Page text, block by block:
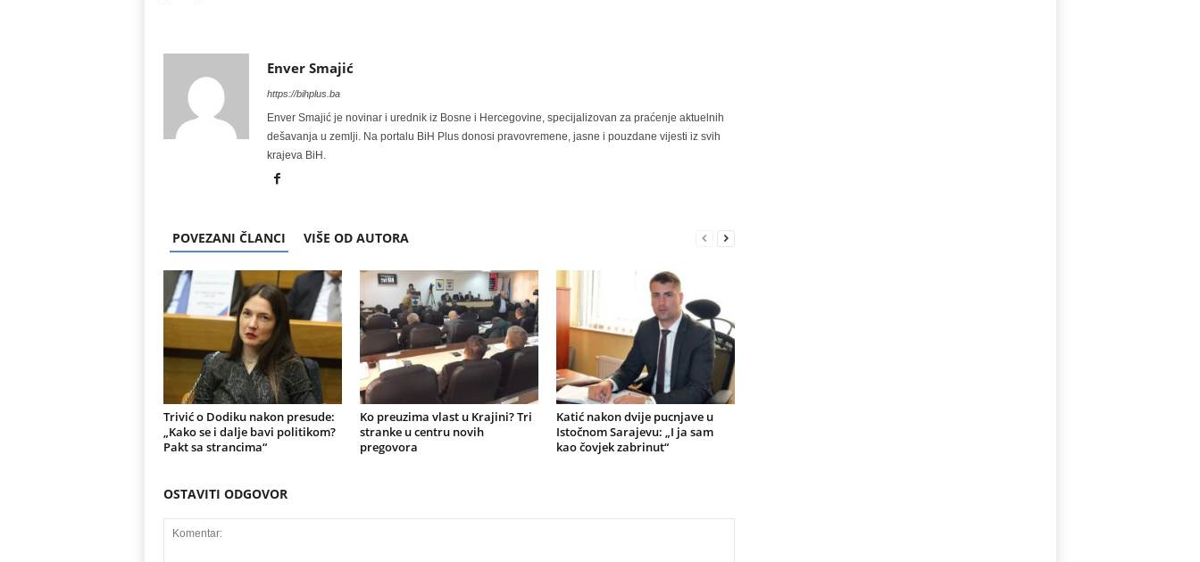
Enver Smajić
https://bihplus.ba
Enver Smajić je novinar i urednik iz Bosne i Hercegovine, specijalizovan za praćenje aktuelnih
dešavanja u zemlji. Na portalu BiH Plus donosi pravovremene, jasne i pouzdane vijesti iz svih
krajeva BiH.
POVEZANI ČLANCI VIŠE OD AUTORA
Trivić o Dodiku nakon presude:
„Kako se i dalje bavi politikom?
Pakt sa strancima“
Ko preuzima vlast u Krajini? Tri
stranke u centru novih
pregovora
Katić nakon dvije pucnjave u
Istočnom Sarajevu: „I ja sam
kao čovjek zabrinut“
OSTAVITI ODGOVOR